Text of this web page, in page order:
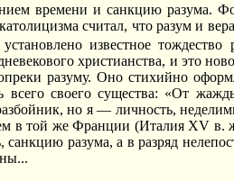
времени и санкцию разума.
считал, что разум и
известное тождество
христианства, и это
разуму. Оно стихийно
всего своего существа: «От
но я — личность,
в той же Франции (Италия XV в.
разума, а в разряд